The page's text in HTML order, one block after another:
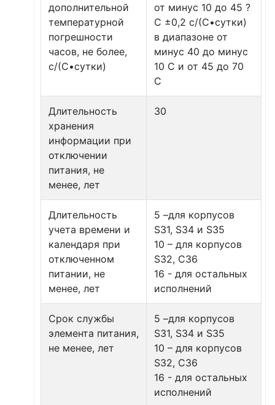
дополнительной
температурной
погрешности
часов, не более,
с/(С•сутки)
от минус 10 до 45 ?
С ±0,2 с/(С•сутки)
в диапазоне от
минус 40 до минус
10 С и от 45 до 70
С
Длительность
хранения
информации при
отключении
питания, не
менее, лет
30
Длительность
учета времени и
календаря при
отключенном
питании, не
менее, лет
5 –для корпусов
S31, S34 и S35
10 – для корпусов
S32, C36
16 - для остальных
исполнений
Срок службы
элемента питания,
не менее, лет
5 –для корпусов
S31, S34 и S35
10 – для корпусов
S32, C36
16 - для остальных
исполнений